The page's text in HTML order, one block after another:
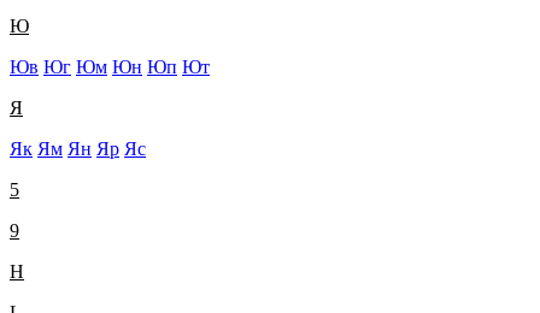
Ю
Юв Юг Юм Юн Юп Ют
Я
Як Ям Ян Яр Яс
5
9
H